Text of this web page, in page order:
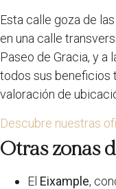
Esta calle goza de
en una calle
Paseo de Gracia, y a
todos sus beneficios
valoración de
Descubre nuestras
Otras zonas
El Eixample,